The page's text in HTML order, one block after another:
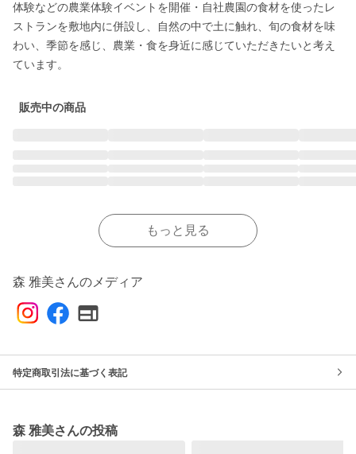
体験などの農業体験イベントを開催・自社農園の食材を使ったレ
ストランを敷地内に併設し、自然の中で土に触れ、旬の食材を味
わい、季節を感じ、農業・食を身近に感じていただきたいと考え
ています。
販売中の商品
もっと見る
森 雅美さんのメディア
特定商取引法に基づく表記
森 雅美さんの投稿